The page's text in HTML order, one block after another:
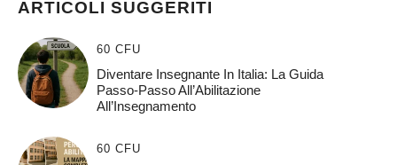
ARTICOLI SUGGERITI
60 CFU
Diventare Insegnante In Italia: La Guida
Passo-Passo All’Abilitazione
All’Insegnamento
60 CFU